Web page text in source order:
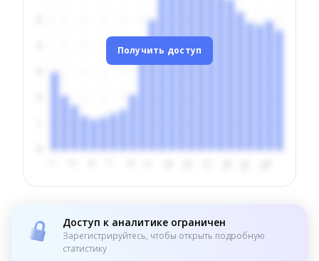
Получить доступ
Доступ к аналитике ограничен
Зарегистрируйтесь, чтобы открыть подробную
статистику